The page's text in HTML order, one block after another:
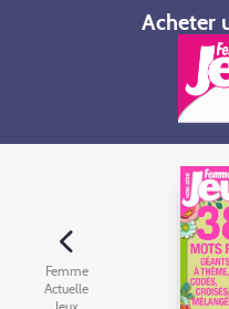
Acheter
Femme
Actuelle